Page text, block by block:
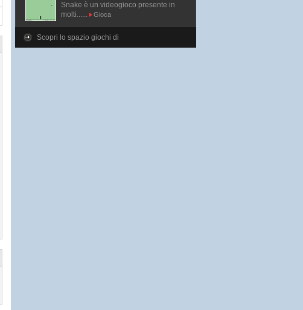
Snake è un videogioco presente in
molti......
Gioca
Scopri lo spazio giochi di